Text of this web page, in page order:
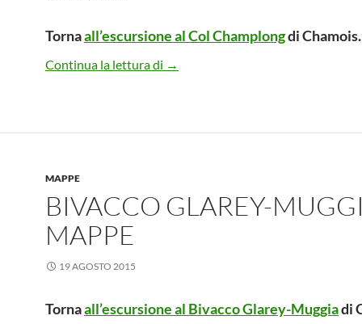
Tornaall’escursione al Col Champlongdi Chamois.
Continua la lettura di Il Col Champlong da Chamois –
→
MAPPE
BIVACCO GLAREY-
MAPPE
19 AGOSTO 2015
Tornaall’escursione al Bivacco Glarey-Muggiadi